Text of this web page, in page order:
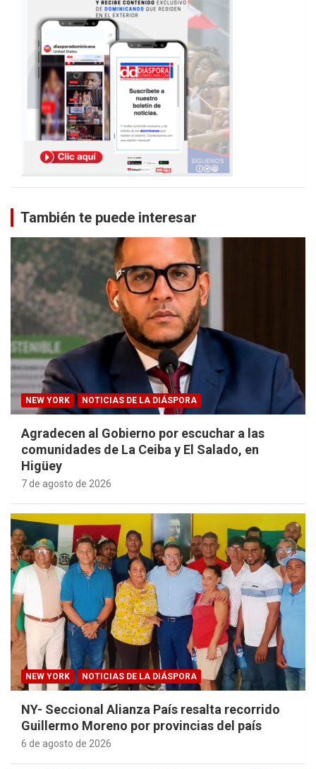
También te puede interesar
NEW YORK NOTICIAS DE LA DIÁSPORA
Agradecen al Gobierno por escuchar a las
comunidades de La Ceiba y El Salado, en
Higüey
7 de agosto de 2026
NEW YORK NOTICIAS DE LA DIÁSPORA
NY- Seccional Alianza País resalta recorrido
Guillermo Moreno por provincias del país
6 de agosto de 2026